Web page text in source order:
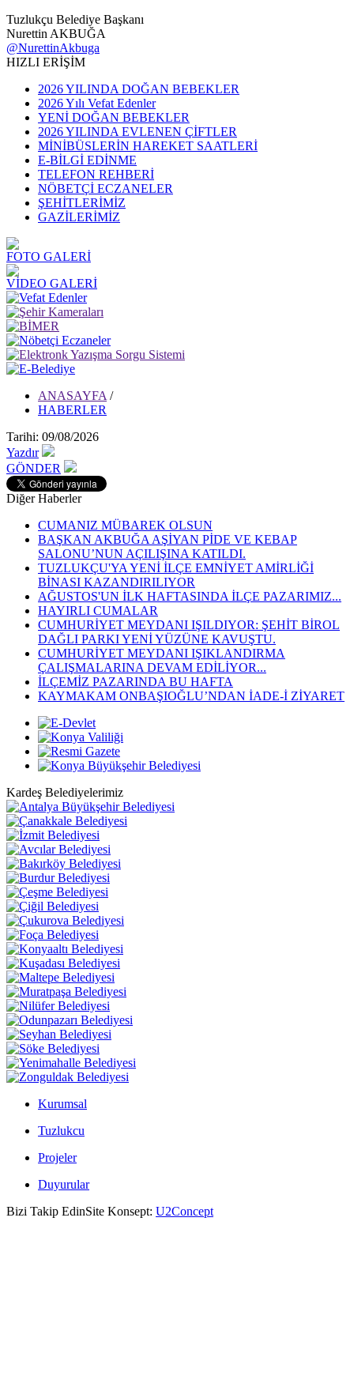
Tuzlukçu Belediye Başkanı
Nurettin AKBUĞA
@NurettinAkbuga
HIZLI ERİŞİM
2026 YILINDA DOĞAN BEBEKLER
2026 Yılı Vefat Edenler
YENİ DOĞAN BEBEKLER
2026 YILINDA EVLENEN ÇİFTLER
MİNİBÜSLERİN HAREKET SAATLERİ
E-BİLGİ EDİNME
TELEFON REHBERİ
NÖBETÇİ ECZANELER
ŞEHİTLERİMİZ
GAZİLERİMİZ
FOTO GALERİ
VİDEO GALERİ
ANASAYFA /
HABERLER
Tarihi: 09/08/2026
Yazdır
GÖNDER
Diğer Haberler
CUMANIZ MÜBAREK OLSUN
BAŞKAN AKBUĞA AŞİYAN PİDE VE KEBAP
SALONU’NUN AÇILIŞINA KATILDI.
TUZLUKÇU'YA YENİ İLÇE EMNİYET AMİRLİĞİ
BİNASI KAZANDIRILIYOR
AĞUSTOS'UN İLK HAFTASINDA İLÇE PAZARIMIZ...
HAYIRLI CUMALAR
CUMHURİYET MEYDANI IŞILDIYOR: ŞEHİT BİROL
DAĞLI PARKI YENİ YÜZÜNE KAVUŞTU.
CUMHURİYET MEYDANI IŞIKLANDIRMA
ÇALIŞMALARINA DEVAM EDİLİYOR...
İLÇEMİZ PAZARINDA BU HAFTA
KAYMAKAM ONBAŞIOĞLU’NDAN İADE-İ ZİYARET
Kardeş Belediyelerimiz
Kurumsal
Tuzlukcu
Projeler
Duyurular
Bizi Takip EdinSite Konsept: U2Concept